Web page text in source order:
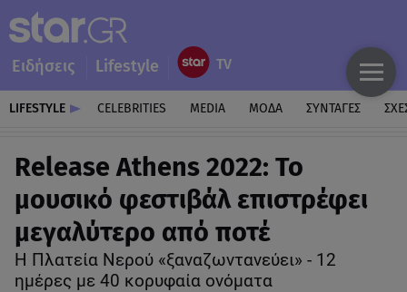
Ειδήσεις Lifestyle
LIFESTYLE CELEBRITIES MEDIA ΜΟΔΑ ΣΥΝΤΑΓΕΣ
Release Athens 2022: Το
μουσικό φεστιβάλ επιστρέφει
μεγαλύτερο από ποτέ
H Πλατεία Νερού «ξαναζωντανεύει» - 12
ημέρες με 40 κορυφαία ονόματα